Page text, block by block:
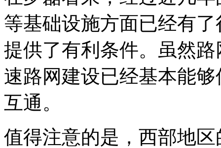
等基础设施方面已经有了
提供了有利条件。虽然
速路网建设已经基本能
互通。
值得注意的是，西部地